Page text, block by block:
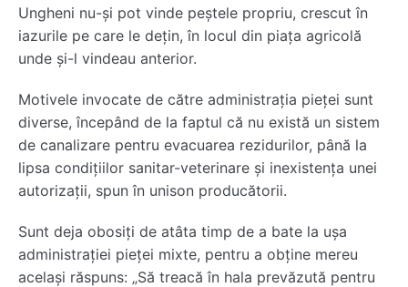
Ungheni nu-și pot vinde peștele propriu, crescut în
iazurile pe care le dețin, în locul din piața agricolă
unde și-l vindeau anterior.
Motivele invocate de către administrația pieței sunt
diverse, începând de la faptul că nu există un sistem
de canalizare pentru evacuarea rezidurilor, până la
lipsa condițiilor sanitar-veterinare și inexistența unei
autorizații, spun în unison producătorii.
Sunt deja obosiți de atâta timp de a bate la ușa
administrației pieței mixte, pentru a obține mereu
același răspuns: „Să treacă în hala prevăzută pentru